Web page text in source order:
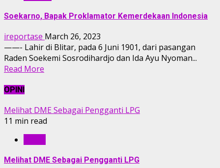
Soekarno, Bapak Proklamator Kemerdekaan Indonesia
ireportase March 26, 2023
——- Lahir di Blitar, pada 6 Juni 1901, dari pasangan
Raden Soekemi Sosrodihardjo dan Ida Ayu Nyoman...
Read More
OPINI
Melihat DME Sebagai Pengganti LPG
11 min read
Melihat DME Sebagai Pengganti LPG